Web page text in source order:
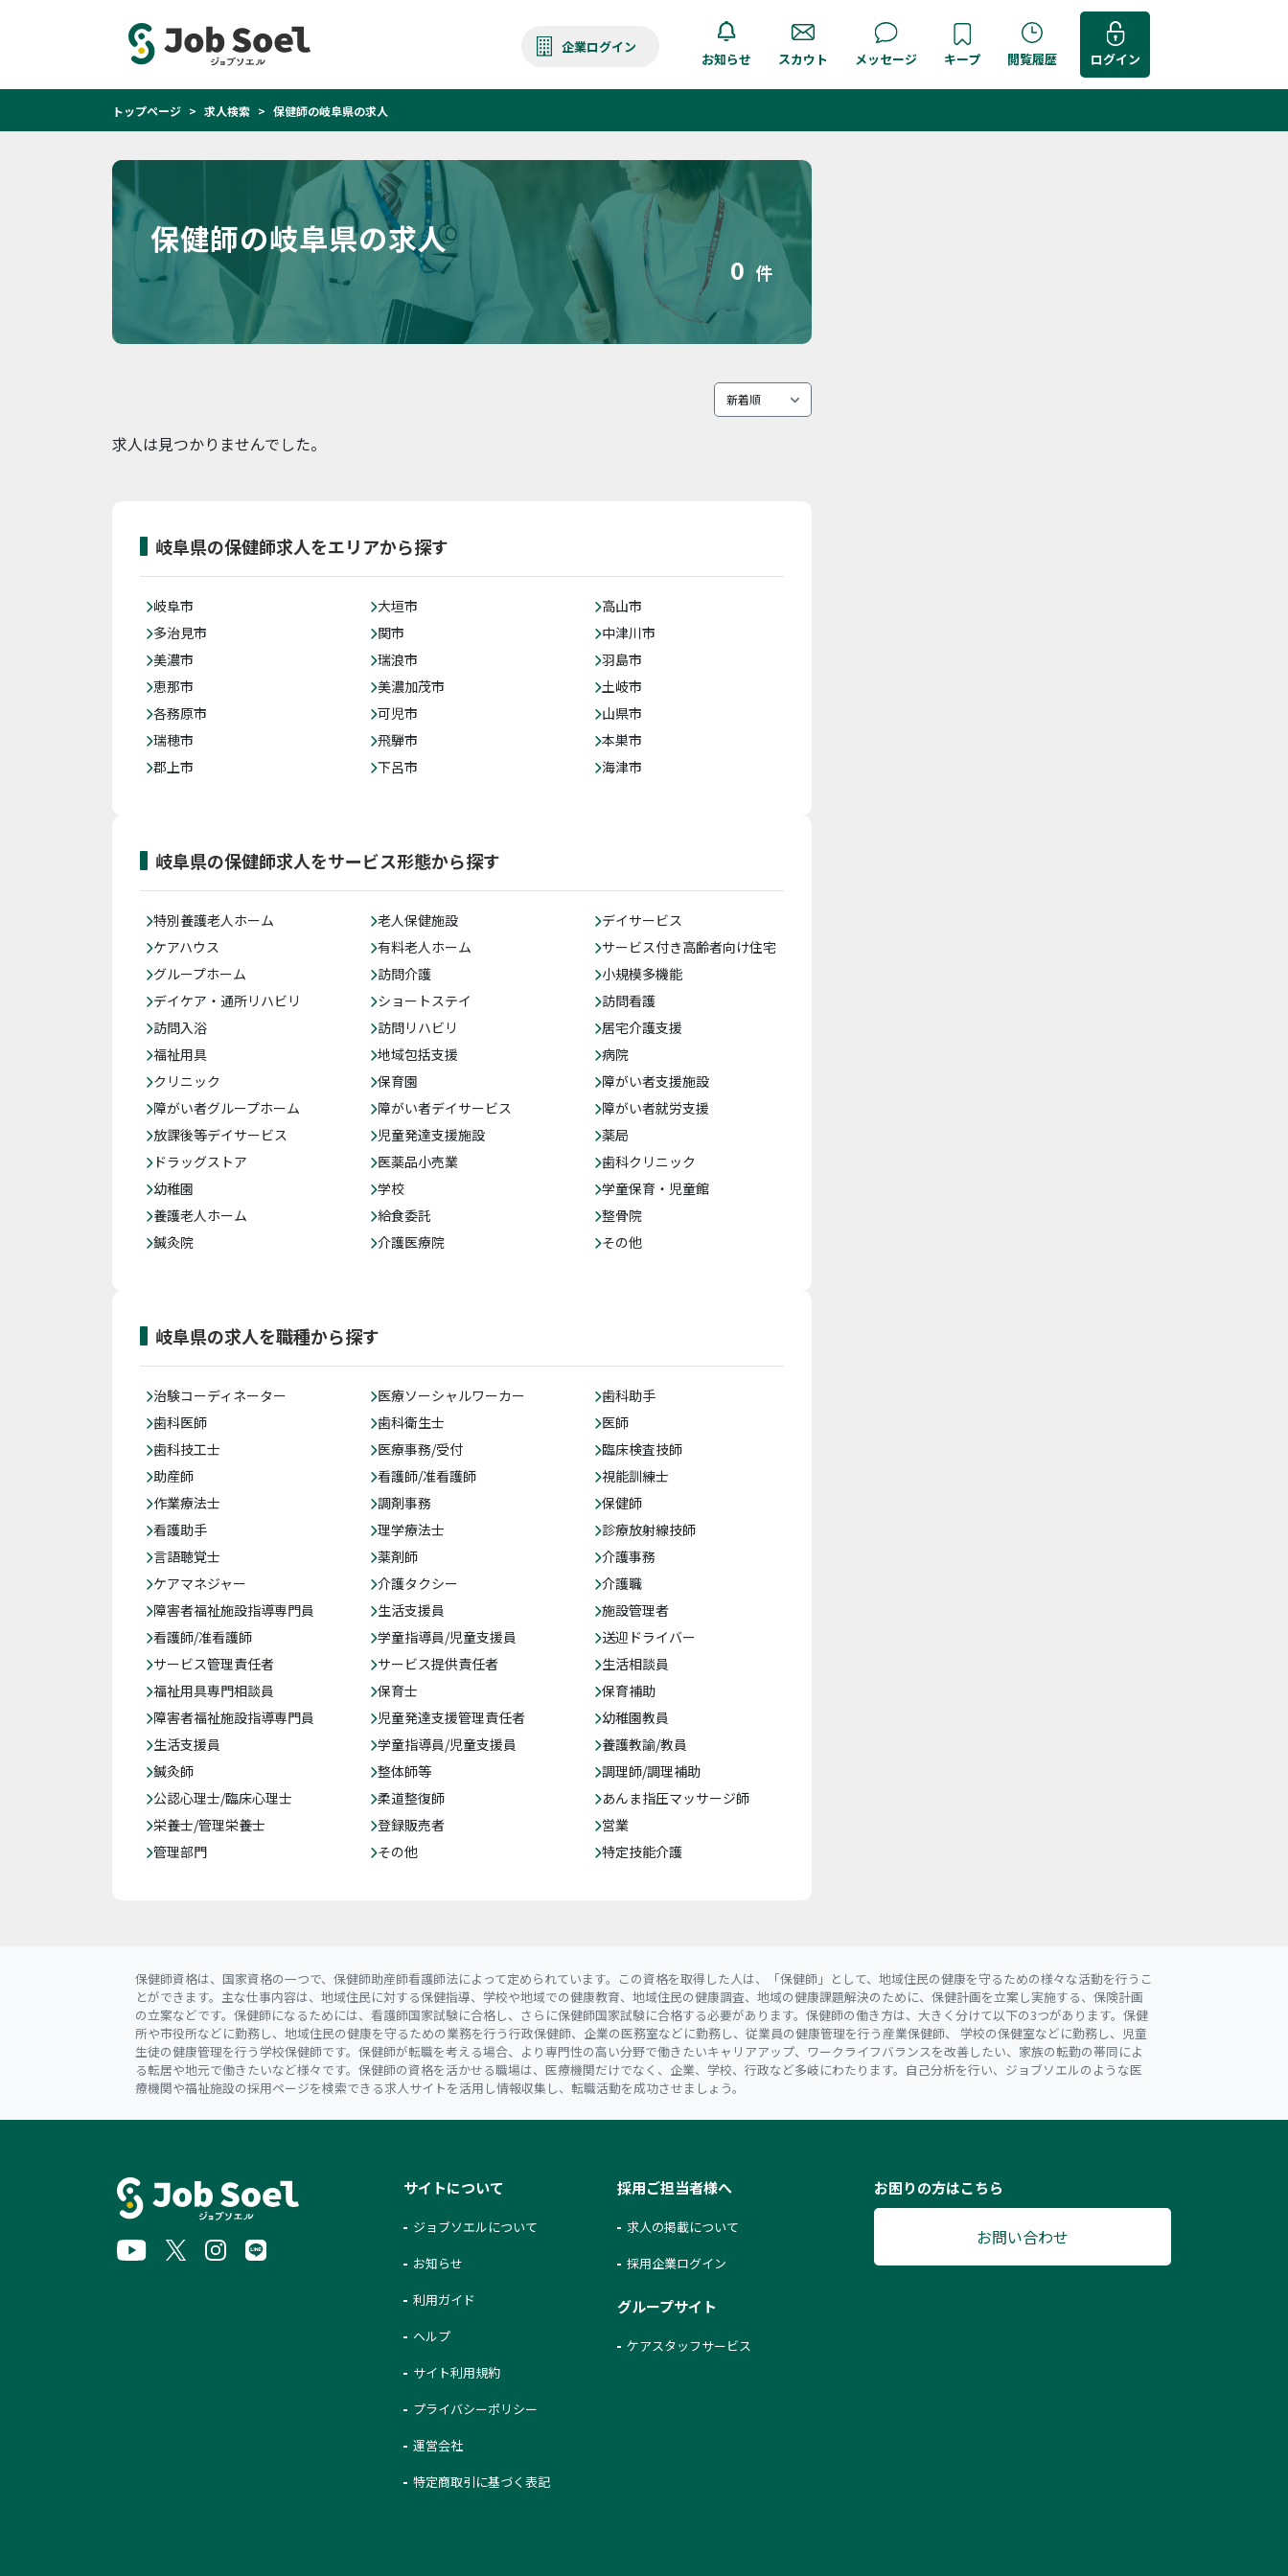
企業ログイン
お知らせ スカウト メッセージ キープ 閲覧履歴 ログイン
トップページ 求人検索 保健師の岐阜県の求人
保健師の岐阜県の求人
0 件
求人は見つかりませんでした。
岐阜県の保健師求人をエリアから探す
岐阜市 大垣市
高山市
多治見市
関市
中津川市
美濃市
瑞浪市
羽島市
恵那市
美濃加茂市
土岐市
各務原市
可児市
山県市
瑞穂市
飛騨市
本巣市
郡上市
下呂市 海津市
岐阜県の保健師求人をサービス形態から探す
特別養護老人ホーム 老人保健施設
デイサービス
ケアハウス
有料老人ホーム
サービス付き高齢者向け住宅
グループホーム
訪問介護
小規模多機能
デイケア・通所リハビリ
ショートステイ
訪問看護
訪問入浴
訪問リハビリ
居宅介護支援
福祉用具
地域包括支援
病院
クリニック
保育園
障がい者支援施設
障がい者グループホーム
障がい者デイサービス
障がい者就労支援
放課後等デイサービス
児童発達支援施設
薬局
ドラッグストア
医薬品小売業
歯科クリニック
幼稚園
学校
学童保育・児童館
養護老人ホーム
給食委託
整骨院
鍼灸院
介護医療院 その他
岐阜県の求人を職種から探す
治験コーディネーター 医療ソーシャルワーカー
歯科助手
歯科医師
歯科衛生士
医師
歯科技工士
医療事務/受付
臨床検査技師
助産師
看護師/准看護師
視能訓練士
作業療法士
調剤事務
保健師
看護助手
理学療法士
診療放射線技師
言語聴覚士
薬剤師
介護事務
ケアマネジャー
介護タクシー
介護職
障害者福祉施設指導専門員
生活支援員
施設管理者
看護師/准看護師
学童指導員/児童支援員
送迎ドライバー
サービス管理責任者
サービス提供責任者
生活相談員
福祉用具専門相談員
保育士
保育補助
障害者福祉施設指導専門員
児童発達支援管理責任者
幼稚園教員
生活支援員
学童指導員/児童支援員
養護教諭/教員
鍼灸師
整体師等
調理師/調理補助
公認心理士/臨床心理士
柔道整復師
あんま指圧マッサージ師
栄養士/管理栄養士
登録販売者
営業
管理部門
その他 特定技能介護
保健師資格は、国家資格の一つで、保健師助産師看護師法によって定められています。この資格を取得した人は、「保健師」として、地域住民の健康を守るための様々な活動を行うこ
とができます。主な仕事内容は、地域住民に対する保健指導、学校や地域での健康教育、地域住民の健康調査、地域の健康課題解決のために、保健計画を立案し実施する、保険計画
の立案などです。保健師になるためには、看護師国家試験に合格し、さらに保健師国家試験に合格する必要があります。保健師の働き方は、大きく分けて以下の3つがあります。保健
所や市役所などに勤務し、地域住民の健康を守るための業務を行う行政保健師、企業の医務室などに勤務し、従業員の健康管理を行う産業保健師、 学校の保健室などに勤務し、児童
生徒の健康管理を行う学校保健師です。保健師が転職を考える場合、より専門性の高い分野で働きたいキャリアアップ、ワークライフバランスを改善したい、家族の転勤の帯同によ
る転居や地元で働きたいなど様々です。保健師の資格を活かせる職場は、医療機関だけでなく、企業、学校、行政など多岐にわたります。自己分析を行い、ジョブソエルのような医
療機関や福祉施設の採用ページを検索できる求人サイトを活用し情報収集し、転職活動を成功させましょう。
サイトについて
ジョブソエルについて
お知らせ
利用ガイド
ヘルプ
サイト利用規約
プライバシーポリシー
運営会社
特定商取引に基づく表記
採用ご担当者様へ
求人の掲載について
採用企業ログイン
グループサイト
ケアスタッフサービス
お困りの方はこちら
お問い合わせ